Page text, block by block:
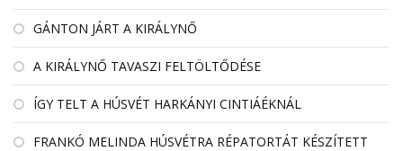
GÁNTON JÁRT A KIRÁLYNŐ
A KIRÁLYNŐ TAVASZI FELTÖLTŐDÉSE
ÍGY TELT A HÚSVÉT HARKÁNYI CINTIÁÉKNÁL
FRANKÓ MELINDA HÚSVÉTRA RÉPATORTÁT KÉSZÍTETT